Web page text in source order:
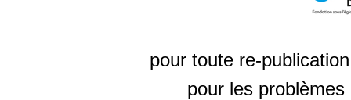
pour toute re-
pour les